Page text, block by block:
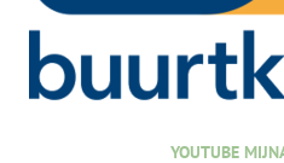
YOUTUBE